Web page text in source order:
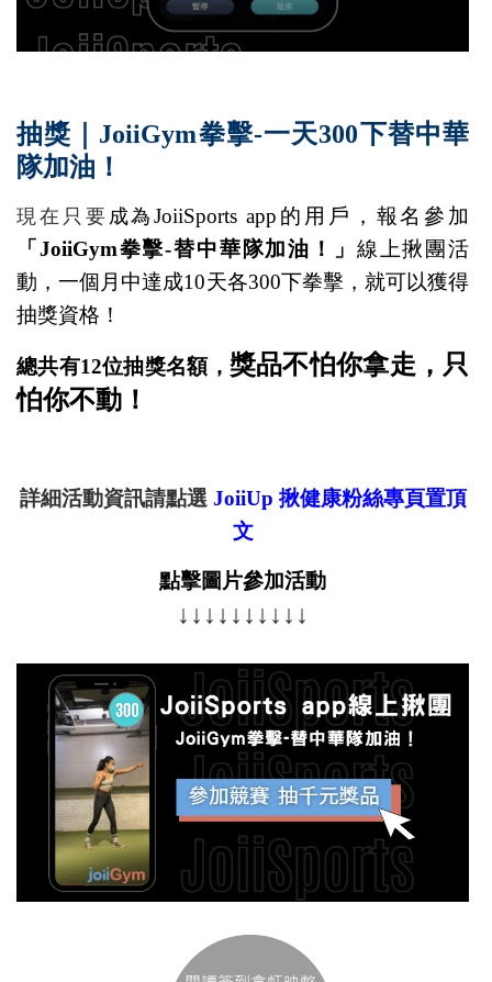
抽獎｜JoiiGym拳擊-一天300下替中華
隊加油！
現在只要 成為JoiiSports app的用戶，報名參加
「JoiiGym拳擊-替中華隊加油！」 線上揪團活
動，一個月中達成10天各300下拳擊，就可以獲得
抽獎資格！
總共有12位抽獎名額， 獎品不怕你拿走，只
怕你不動！
詳細活動資訊請點選 JoiiUp 揪健康粉絲專頁置頂
文
點擊圖片參加活動
↓↓↓↓↓↓↓↓↓↓